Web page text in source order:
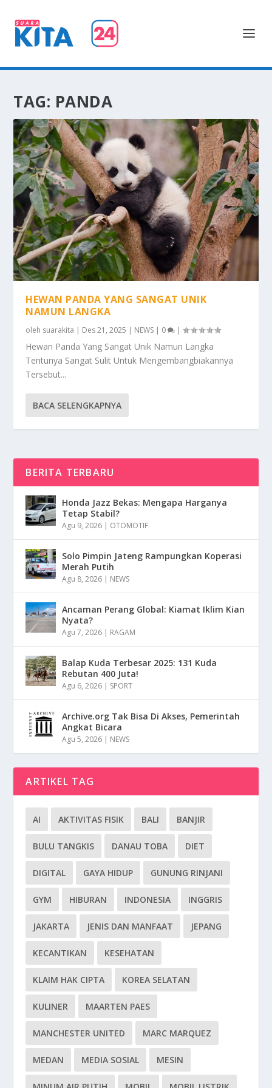
TAG: PANDA
HEWAN PANDA YANG SANGAT UNIK
NAMUN LANGKA
oleh suarakita | Des 21, 2025 | NEWS | 0 |
Hewan Panda Yang Sangat Unik Namun Langka
Tentunya Sangat Sulit Untuk Mengembangbiakannya
Tersebut...
BACA SELENGKAPNYA
BERITA TERBARU
Honda Jazz Bekas: Mengapa Harganya
Tetap Stabil?
Agu 9, 2026 | OTOMOTIF
Solo Pimpin Jateng Rampungkan Koperasi
Merah Putih
Agu 8, 2026 | NEWS
Ancaman Perang Global: Kiamat Iklim Kian
Nyata?
Agu 7, 2026 | RAGAM
Balap Kuda Terbesar 2025: 131 Kuda
Rebutan 400 Juta!
Agu 6, 2026 | SPORT
Archive.org Tak Bisa Di Akses, Pemerintah
Angkat Bicara
Agu 5, 2026 | NEWS
ARTIKEL TAG
AI AKTIVITAS FISIK BALI BANJIR
BULU TANGKIS DANAU TOBA DIET
DIGITAL GAYA HIDUP GUNUNG RINJANI
GYM HIBURAN INDONESIA INGGRIS
JAKARTA JENIS DAN MANFAAT JEPANG
KECANTIKAN KESEHATAN
KLAIM HAK CIPTA KOREA SELATAN
KULINER MAARTEN PAES
MANCHESTER UNITED MARC MARQUEZ
MEDAN MEDIA SOSIAL MESIN